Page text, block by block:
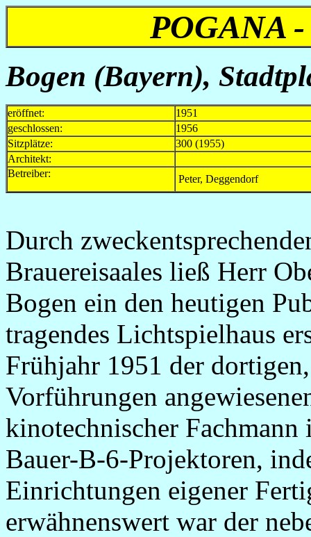
POGANA
Bogen (Bayern),
eröffnet:
1951
geschlossen:
1956
Sitzplätze:
300 (1955)
Architekt:
Betreiber:
Peter, Deggendorf
Durch
Brauereisaales ließ Herr
Bogen ein den heutigen
tragendes Lichtspielhaus
Frühjahr 1951 der
Vorführungen
kinotechnischer
Bauer-B-6-Projektoren,
Einrichtungen eigener
erwähnenswert war der